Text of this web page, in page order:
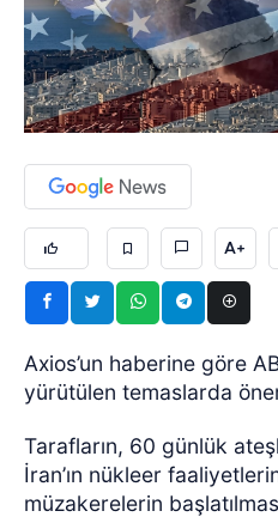
A+
Axios’un haberine göre
yürütülen temaslarda
Tarafların, 60 günlük
İran’ın nükleer
müzakerelerin